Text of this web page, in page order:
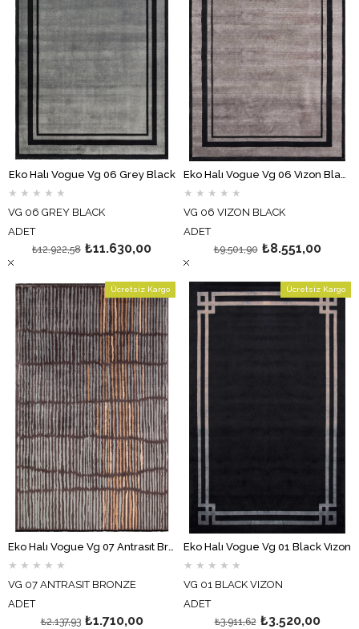
Eko Halı Vogue Vg 06 Grey Black
★ ★ ★ ★ ★
VG 06 GREY BLACK
ADET
₺11.630,00
₺12.922,58
Eko Halı Vogue Vg 06 Vızon Black
★ ★ ★ ★ ★
VG 06 VIZON BLACK
ADET
₺8.551,00
₺9.501,90
★ ★ ★ ★ ★
VG 07 ANTRASIT BRONZE
ADET
₺1.710,00
₺2.137,93
Ücretsiz Kargo
Eko Halı Vogue Vg 01 Black Vızon
★ ★ ★ ★ ★
VG 01 BLACK VIZON
ADET
₺3.520,00
₺3.911,62
Ücretsiz Kargo